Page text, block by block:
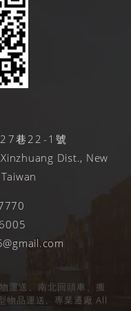
巷22-1號
Dist., New
運送、南北回頭車、搬
物品運送、專業遷廠 All